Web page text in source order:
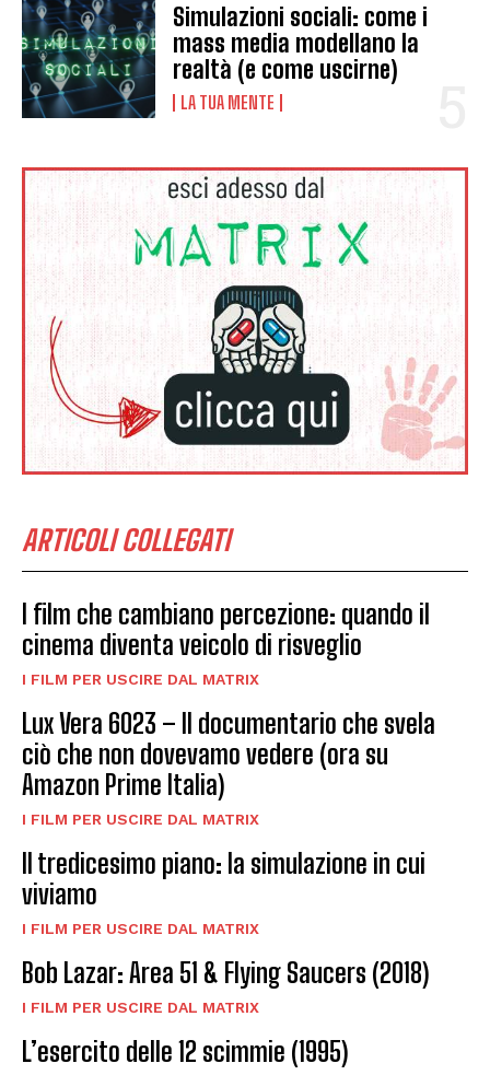
Simulazioni sociali: come i
mass media modellano la
realtà (e come uscirne)
LA TUA MENTE
ARTICOLI COLLEGATI
I film che cambiano percezione: quando il
cinema diventa veicolo di risveglio
I FILM PER USCIRE DAL MATRIX
Lux Vera 6023 – Il documentario che svela
ciò che non dovevamo vedere (ora su
Amazon Prime Italia)
I FILM PER USCIRE DAL MATRIX
Il tredicesimo piano: la simulazione in cui
viviamo
I FILM PER USCIRE DAL MATRIX
Bob Lazar: Area 51 & Flying Saucers (2018)
I FILM PER USCIRE DAL MATRIX
L’esercito delle 12 scimmie (1995)